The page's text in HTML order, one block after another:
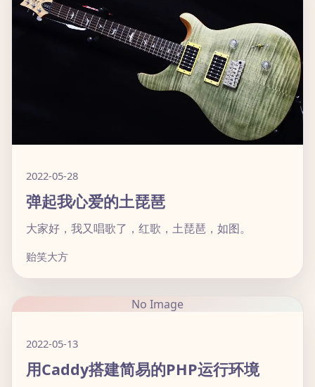
2022-05-28
弹起我心爱的土琵琶
大家好，我又唱歌了，红歌，土琵琶，如图。
贻笑大方
No Image
2022-05-13
用Caddy搭建简易的PHP运行环境